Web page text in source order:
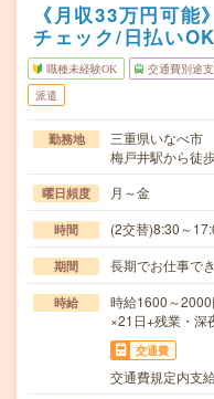
《月収33万円可
チェック/日払いOK
職種未経験OK 交通費別途
派遣
勤務地
三重県いなべ市
梅戸井駅から徒
曜日頻度 月～金
時間 (2交替)8:30～
期間 長期でお仕事で
時給
時給1600～
×21日+残業・深
交通費
交通費規定内支